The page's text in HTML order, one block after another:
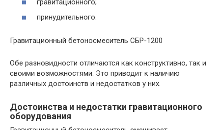
принудительного.
Гравитационный бетоносмеситель СБР-1200
Обе разновидности отличаются как конструктивно, так и
своими возможностями. Это приводит к наличию
различных достоинств и недостатков у них.
Достоинства и недостатки гравитационного
оборудования